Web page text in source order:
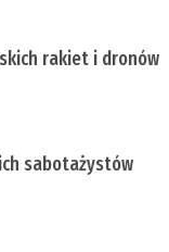
rakiet i dronów
sabotażystów